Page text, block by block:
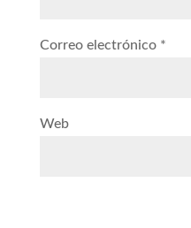
Correo electrónico *
Web